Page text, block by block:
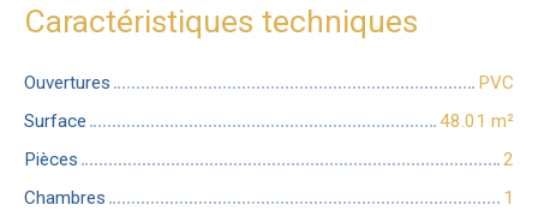
Caractéristiques techniques
Ouvertures
PVC
Surface
48.01 m²
Pièces
2
Chambres
1